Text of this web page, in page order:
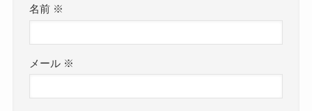
名前 ※
メール ※